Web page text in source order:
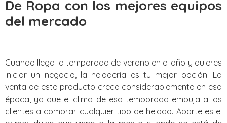
De Ropa con los mejores equipos
del mercado
Cuando llega la temporada de verano en el año y quieres
iniciar un negocio, la heladería es tu mejor opción. La
venta de este producto crece considerablemente en esa
época, ya que el clima de esa temporada empuja a los
clientes a comprar cualquier tipo de helado. Aparte es el